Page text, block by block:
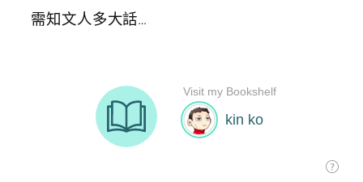
需知文人多大話…